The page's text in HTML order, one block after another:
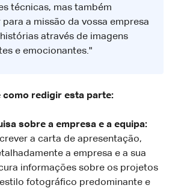
técnicas, mas também
a missão da vossa empresa
através de imagens
e emocionantes."
como redigir esta parte:
sobre a empresa e a equipa:
a carta de apresentação,
a empresa e a sua
informações sobre os projetos
fotográfico predominante e